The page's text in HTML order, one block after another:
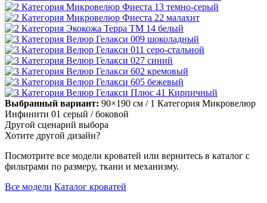
Выбранный вариант: 90×190 см / 1 Категория Микровелюр
Инфинити 01 серый / боковой
Другой сценарий выбора
Хотите другой дизайн?
Посмотрите все модели кроватей или вернитесь в каталог с
фильтрами по размеру, ткани и механизму.
Все модели Каталог кроватей